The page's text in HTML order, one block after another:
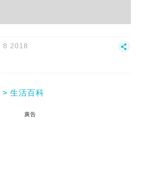
8 2018
生活百科
廣告